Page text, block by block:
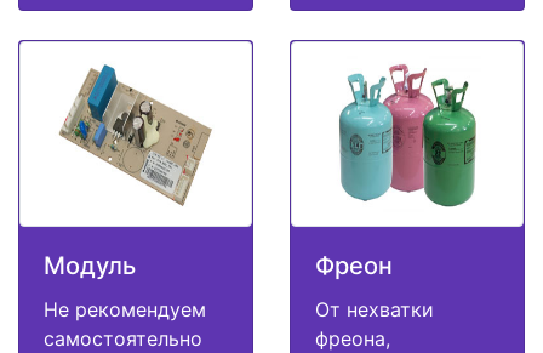
Модуль
Не рекомендуем
самостоятельно
Фреон
От нехватки
фреона,